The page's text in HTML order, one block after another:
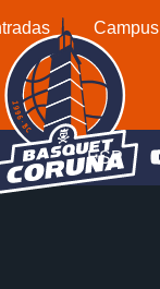
Campus
ESP